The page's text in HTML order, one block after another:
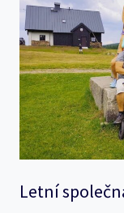
Letní